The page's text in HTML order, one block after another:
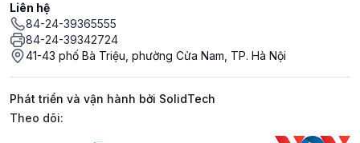
Liên hệ
84-24-39365555
84-24-39342724
41-43 phố Bà Triệu, phường Cửa Nam, TP. Hà Nội
Phát triển và vận hành bởi SolidTech
Mạng xã hội
Theo dõi: